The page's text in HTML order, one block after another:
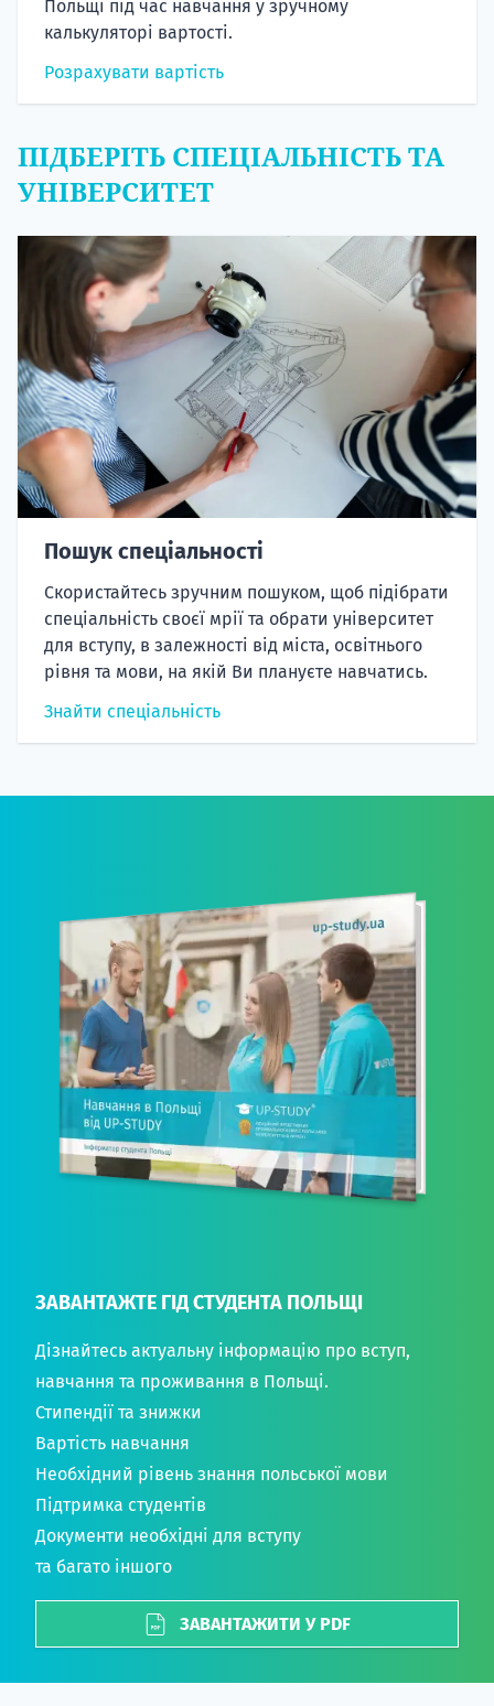
Польщі під час навчання у зручному
калькуляторі вартості.
Розрахувати вартість
ПІДБЕРІТЬ СПЕЦІАЛЬНІСТЬ ТА
УНІВЕРСИТЕТ
Пошук спеціальності
Скористайтесь зручним пошуком, щоб підібрати
спеціальність своєї мрії та обрати університет
для вступу, в залежності від міста, освітнього
рівня та мови, на якій Ви плануєте навчатись.
Знайти спеціальність
ЗАВАНТАЖТЕ ГІД СТУДЕНТА ПОЛЬЩІ
Дізнайтесь актуальну інформацію про вступ,
навчання та проживання в Польщі.
Стипендії та знижки
Вартість навчання
Необхідний рівень знання польської мови
Підтримка студентів
Документи необхідні для вступу
та багато іншого
ЗАВАНТАЖИТИ У PDF